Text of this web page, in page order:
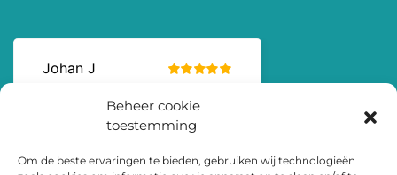
Beheer cookie
toestemming
Om de beste ervaringen te bieden, gebruiken wij technologieën